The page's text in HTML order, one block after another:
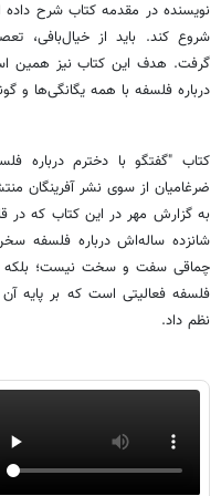
نویسنده در مقدمه کتاب شرح
شروع کند. باید از خیال‌بافی،
گرفت. هدف این کتاب نیز همین
درباره فلسفه با همه یگانگی‌ها و
کتاب "گفتگو با دخترم درباره
ضرغامیان از سوی نشر آفرینگان
به گزارش مهر در این کتاب که در
شانزده ساله‌اش درباره فلسفه
چماقی سفت و سخت نیست؛ بلکه
فلسفه فعالیتی است که بر پایه
نظم داد.